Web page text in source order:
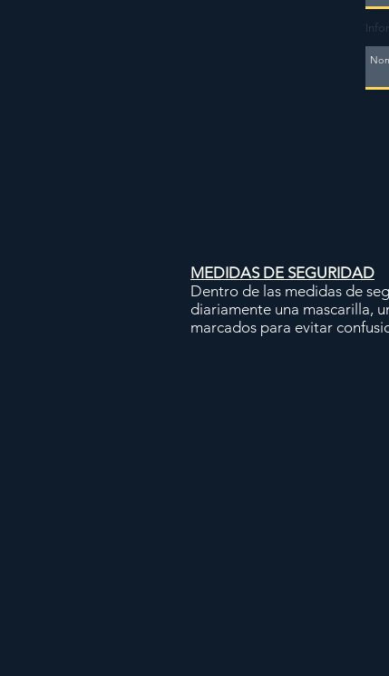
MEDIDAS DE SEGURIDAD
Dentro de las medidas de
diariamente una mascarilla,
marcados para evitar